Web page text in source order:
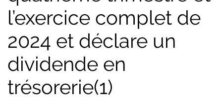
l’exercice complet de
2024 et déclare un
dividende en
trésorerie(1)